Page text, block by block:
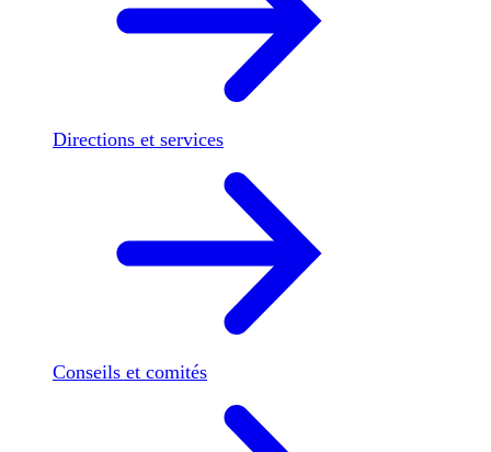
Directions et services
Conseils et comités